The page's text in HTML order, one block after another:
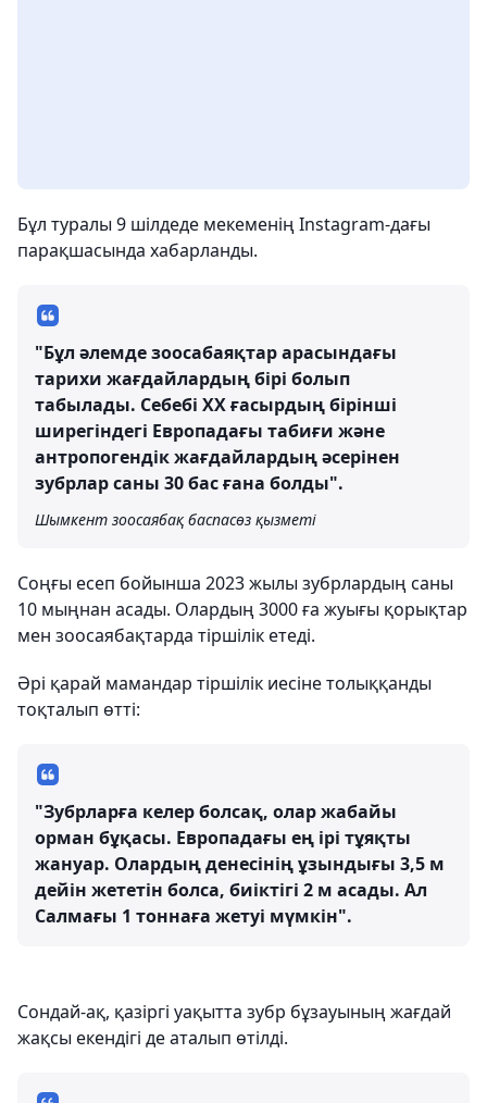
Бұл туралы 9 шілдеде мекеменің Instagram-дағы
парақшасында хабарланды.
"Бұл әлемде зоосабаяқтар арасындағы
тарихи жағдайлардың бірі болып
табылады. Себебі ХХ ғасырдың бірінші
ширегіндегі Европадағы табиғи және
антропогендік жағдайлардың әсерінен
зубрлар саны 30 бас ғана болды".
Шымкент зоосаябақ баспасөз қызметі
Соңғы есеп бойынша 2023 жылы зубрлардың саны
10 мыңнан асады. Олардың 3000 ға жуығы қорықтар
мен зоосаябақтарда тіршілік етеді.
Әрі қарай мамандар тіршілік иесіне толыққанды
тоқталып өтті:
"Зубрларға келер болсақ, олар жабайы
орман бұқасы. Европадағы ең ірі тұяқты
жануар. Олардың денесінің ұзындығы 3,5 м
дейін жететін болса, биіктігі 2 м асады. Ал
Салмағы 1 тоннаға жетуі мүмкін".
Сондай-ақ, қазіргі уақытта зубр бұзауының жағдай
жақсы екендігі де аталып өтілді.